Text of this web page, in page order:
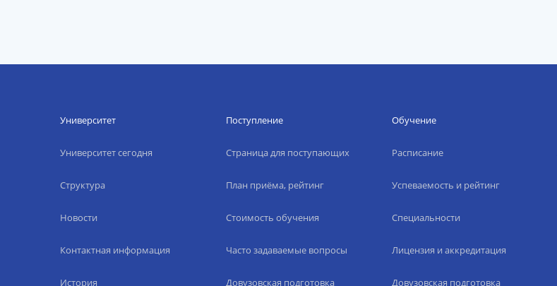
Университет
Университет сегодня
Структура
Новости
Контактная информация
История
Поступление
Страница для поступающих
План приёма, рейтинг
Стоимость обучения
Часто задаваемые вопросы
Довузовская подготовка
Обучение
Расписание
Успеваемость и рейтинг
Специальности
Лицензия и аккредитация
Довузовская подготовка